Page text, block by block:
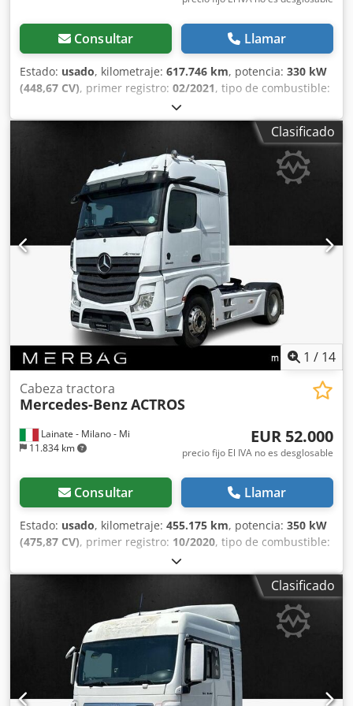
Consultar Llamar
Estado: usado, kilometraje: 617.746 km, potencia: 330 kW
(448,67 CV), primer registro: 02/2021, tipo de combustible:
automático
2021, Descubra esto: Daf XF 450 Euro 6 ✨ Los principales
accesorios incluidos son: bluetooth, USB, Apple CarPlay,
Android Auto, radio, navegador, elevalunas eléctricos,
airbag y volante multifunción. Código de referencia del
vehículo: 50661 💰 Precio sin IVA: 30.000 € (IVA y tasa
medioambiental excluidos). Cedpfezk Er Djx Ap Esrf ♻️
Posibilidad de obtener una valoración superior por su
vehículo usado como parte del pago. 📅 Oferta válida hasta
agotar existencias. 📍 Venga a descubrir el vehículo en
nuestras instalaciones de Mercedes-Benz Merbag en
Lainate, en la calle Scarlatti, 1. Para obtener más
información y concertar una cita: Código de referencia del
vehículo: 50661
Clasificado
1 / 14
Lainate - Milano - Mi
11.834 km
Cabeza tractora
Mercedes-BenzACTROS
EUR 52.000
precio fijo El IVA no es desglosable
Consultar Llamar
Estado: usado, kilometraje: 455.175 km, potencia: 350 kW
(475,87 CV), primer registro: 10/2020, tipo de combustible:
automático
2020, Descubra esto: Actros 1848 LS ✨ Principales
accesorios incluidos: bluetooth, USB, Apple CarPlay,
Android Auto, pantalla, sistema de infoentretenimiento,
radio, navegador, airbag, elevalunas eléctricos, volante
multifunción. Crsdpfozk Erwjx Ap Esf Código de referencia
del vehículo: 50230 💰 Precio sin IVA: 52.000 € (IVA y otros
impuestos no incluidos). ♻️ Posibilidad de obtener una
valoración superior por su vehículo usado como parte del
Clasificado